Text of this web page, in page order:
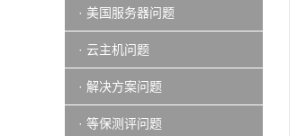
· 美国服务器问题
· 云主机问题
· 解决方案问题
· 等保测评问题